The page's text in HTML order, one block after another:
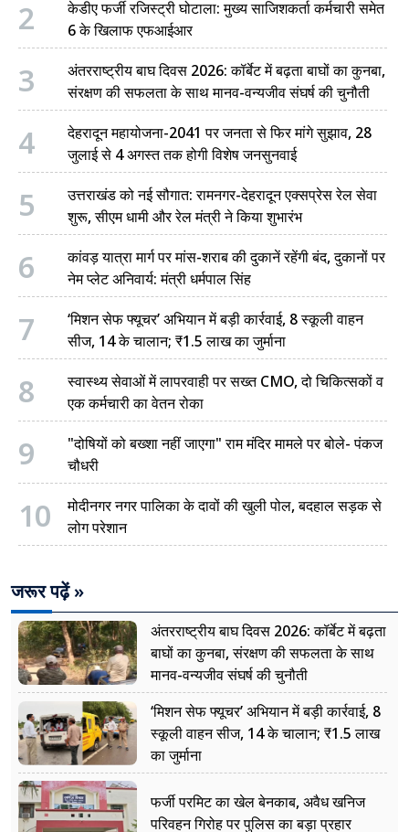
2
केडीए फर्जी रजिस्ट्री घोटाला: मुख्य साजिशकर्ता कर्मचारी समेत
6 के खिलाफ एफआईआर
3
अंतरराष्ट्रीय बाघ दिवस 2026: कॉर्बेट में बढ़ता बाघों का कुनबा,
संरक्षण की सफलता के साथ मानव-वन्यजीव संघर्ष की चुनौती
4
देहरादून महायोजना-2041 पर जनता से फिर मांगे सुझाव, 28
जुलाई से 4 अगस्त तक होगी विशेष जनसुनवाई
5
उत्तराखंड को नई सौगात: रामनगर-देहरादून एक्सप्रेस रेल सेवा
शुरू, सीएम धामी और रेल मंत्री ने किया शुभारंभ
6
कांवड़ यात्रा मार्ग पर मांस-शराब की दुकानें रहेंगी बंद, दुकानों पर
नेम प्लेट अनिवार्य: मंत्री धर्मपाल सिंह
7
‘मिशन सेफ फ्यूचर’ अभियान में बड़ी कार्रवाई, 8 स्कूली वाहन
सीज, 14 के चालान; ₹1.5 लाख का जुर्माना
8
स्वास्थ्य सेवाओं में लापरवाही पर सख्त CMO, दो चिकित्सकों व
एक कर्मचारी का वेतन रोका
9
"दोषियों को बख्शा नहीं जाएगा" राम मंदिर मामले पर बोले- पंकज
चौधरी
10
मोदीनगर नगर पालिका के दावों की खुली पोल, बदहाल सड़क से
लोग परेशान
जरूर पढ़ें »
अंतरराष्ट्रीय बाघ दिवस 2026: कॉर्बेट में बढ़ता
बाघों का कुनबा, संरक्षण की सफलता के साथ
मानव-वन्यजीव संघर्ष की चुनौती
‘मिशन सेफ फ्यूचर’ अभियान में बड़ी कार्रवाई, 8
स्कूली वाहन सीज, 14 के चालान; ₹1.5 लाख
का जुर्माना
फर्जी परमिट का खेल बेनकाब, अवैध खनिज
परिवहन गिरोह पर पुलिस का बड़ा प्रहार